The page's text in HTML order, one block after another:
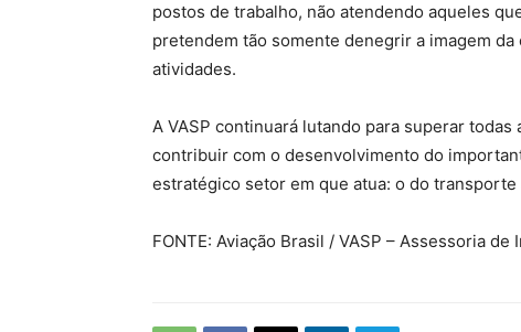
postos de trabalho, não atendendo aqueles
pretendem tão somente denegrir a imagem
atividades.
A VASP continuará lutando para superar
contribuir com o desenvolvimento do
estratégico setor em que atua: o do transporte
FONTE: Aviação Brasil / VASP – Assessoria de